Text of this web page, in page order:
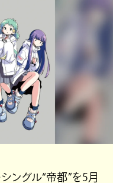
ングル“帝都”を5月